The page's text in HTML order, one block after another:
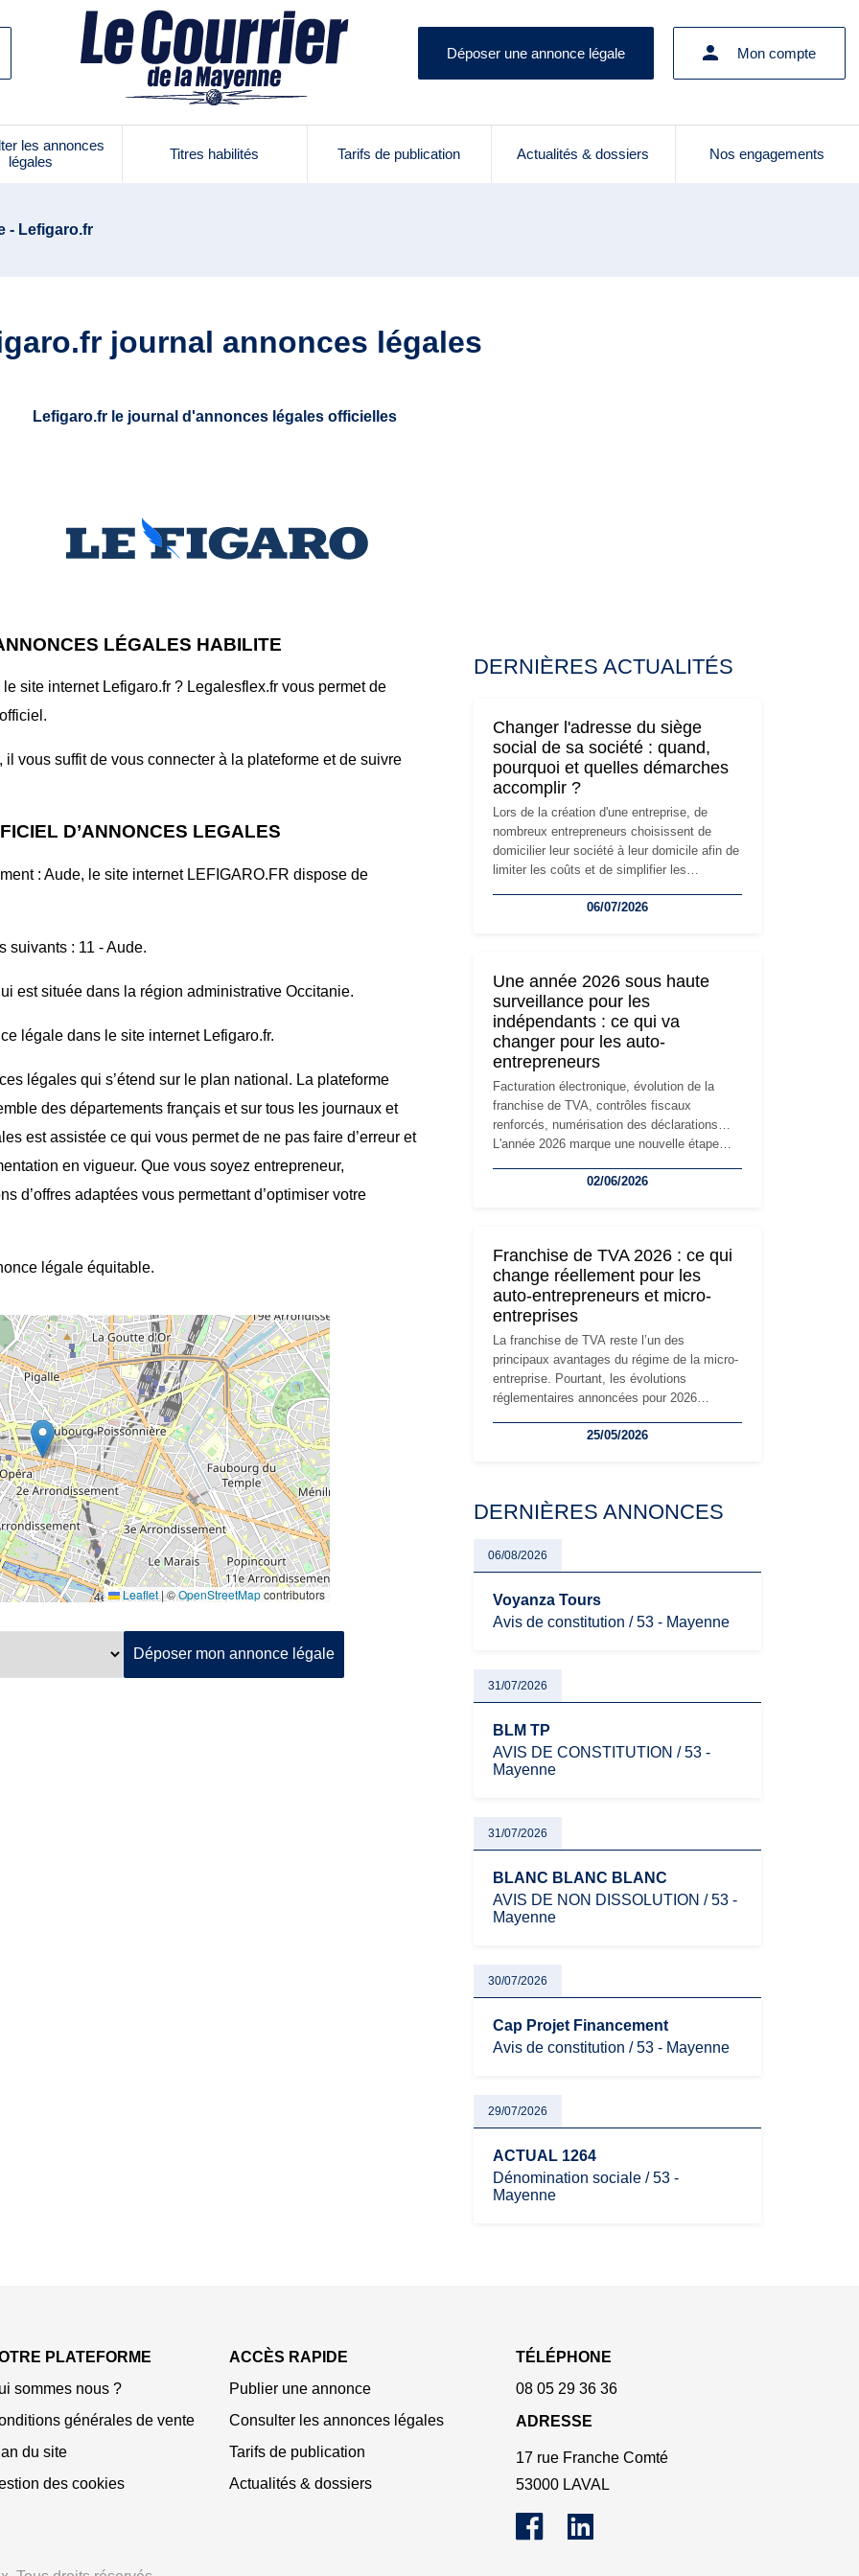
Déposer une annonce légale Mon compte
les annonces
légales
Titres habilités Tarifs de publication Actualités & dossiers Nos engagements
- Lefigaro.fr
journal annonces légales
Lefigaro.fr le journal d'annonces légales officielles
LÉGALES HABILITE
site internet Lefigaro.fr ? Legalesflex.fr vous permet de
vous suffit de vous connecter à la plateforme et de suivre
D’ANNONCES LEGALES
: Aude, le site internet LEFIGARO.FR dispose de
suivants : 11 - Aude.
est située dans la région administrative Occitanie.
légale dans le site internet Lefigaro.fr.
légales qui s’étend sur le plan national. La plateforme
des départements français et sur tous les journaux et
est assistée ce qui vous permet de ne pas faire d’erreur et
en vigueur. Que vous soyez entrepreneur,
d’offres adaptées vous permettant d’optimiser votre
légale équitable.
Leaflet |©OpenStreetMapcontributors
Déposer mon annonce légale
DERNIÈRES ACTUALITÉS
Changer l'adresse du siège
social de sa société : quand,
pourquoi et quelles démarches
accomplir ?
Lors de la création d'une entreprise, de
nombreux entrepreneurs choisissent de
domicilier leur société à leur domicile afin de
limiter les coûts et de simplifier les
l'activité, cette solution peut rapidement
siège social répond souvent à une nouvelle
étape de la vie de l'entreprise et implique
plusieurs formalités obligatoires.
06/07/2026
Une année 2026 sous haute
surveillance pour les
indépendants : ce qui va
changer pour les auto-
entrepreneurs
Facturation électronique, évolution de la
franchise de TVA, contrôles fiscaux
renforcés, numérisation des déclarations…
L'année 2026 marque une nouvelle étape
travailleurs indépendants. Si le régime de la
réglementaire plus exigeant. Décryptage des
principaux changements et des précautions
à prendre pour éviter les mauvaises
surprises.
02/06/2026
Franchise de TVA 2026 : ce qui
change réellement pour les
auto-entrepreneurs et micro-
entreprises
La franchise de TVA reste l’un des
principaux avantages du régime de la micro-
entreprise. Pourtant, les évolutions
réglementaires annoncées pour 2026
les auto-entrepreneurs, artisans et
évoluent dans un contexte de contrôle
oblige les indépendants à rester
particulièrement vigilants.
25/05/2026
DERNIÈRES ANNONCES
06/08/2026
Voyanza Tours
Avis de constitution / 53 - Mayenne
31/07/2026
BLM TP
AVIS DE CONSTITUTION / 53 -
Mayenne
31/07/2026
BLANC BLANC BLANC
AVIS DE NON DISSOLUTION / 53 -
Mayenne
30/07/2026
Cap Projet Financement
Avis de constitution / 53 - Mayenne
29/07/2026
ACTUAL 1264
Dénomination sociale / 53 -
Mayenne
PLATEFORME
sommes nous ?
générales de vente
du site
des cookies
ACCÈS RAPIDE
Publier une annonce
Consulter les annonces légales
Tarifs de publication
Actualités & dossiers
TÉLÉPHONE
08 05 29 36 36
ADRESSE
17 rue Franche Comté
53000 LAVAL